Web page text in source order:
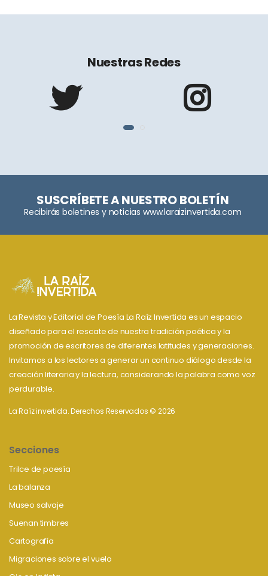
Nuestras Redes
SUSCRÍBETE A NUESTRO BOLETÍN
Recibirás boletines y noticias www.laraizinvertida.com
La Revista y Editorial de Poesía La Raíz Invertida es un espacio
diseñado para el rescate de nuestra tradición poética y la
promoción de escritores de diferentes latitudes y generaciones.
Invitamos a los lectores a generar un continuo diálogo desde la
creación literaria y la lectura, considerando la palabra como voz
perdurable.
La Raíz invertida. Derechos Reservados © 2026
Secciones
Trilce de poesía
La balanza
Museo salvaje
Suenan timbres
Cartografía
Migraciones sobre el vuelo